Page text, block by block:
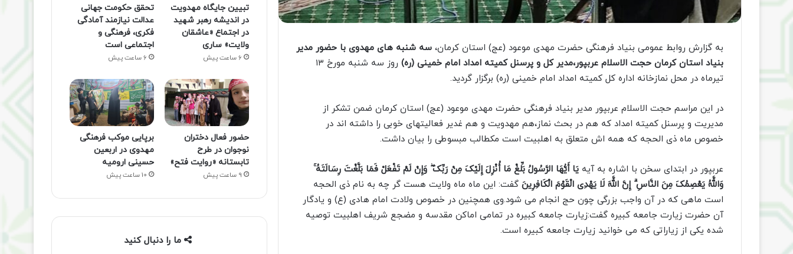
به گزارش روابط عمومی بنیاد فرهنگی حضرت مهدی موعود (عج) استان کرمان، سه شنبه های مهدوی با حضور مدیر
بنیاد استان کرمان حجت الاسلام عربپور،مدیر کل و پرسنل کمیته امداد امام خمینی (ره)
روز سه شنبه مورخ ۱۳
تیرماه در محل نمازخانه اداره کل کمیته امداد امام خمینی (ره) برگزار گردید.
در این مراسم حجت الاسلام عربپور مدیر بنیاد فرهنگی حضرت مهدی موعود (عج) استان کرمان ضمن تشکر از
مدیریت و پرسنل کمیته امداد که هم در بحث نماز،هم مهدویت و هم غدیر فعالیتهای خوبی را داشته اند در
خصوص ماه ذی الحجه که همه اش متعلق به اهلبیت است مکطالب مبسوطی را بیان داشت.
عربپور در ابتدای سخن با اشاره به آیه یَا أَیُّهَا الرَّسُولُ بَلِّغْ مَا أُنْزِلَ إِلَیْکَ مِنْ رَبِّکَ ۖ وَإِنْ لَمْ تَفْعَلْ فَمَا بَلَّغْتَ رِسَالَتَهُ ۚ
وَاللَّهُ یَعْصِمُکَ مِنَ النَّاسِ ۗ إِنَّ اللَّهَ لَا یَهْدِی الْقَوْمَ الْکَافِرِینَ گفت: این ماه ماه ولایت هست گر چه به نام ذی الحجه
است ماهی که در آن واجب بزرگی چون حج انجام می شود.وی همچنین در خصوص ولادت امام هادی (ع) و یادگار
آن حضرت زیارت جامعه کبیره گفت:زیارت جامعه کبیره در تمامی اماکن مقدسه و مضجع شریف اهلبیت توصیه
شده یکی از زیاراتی که می خوانید زیارت جامعه کبیره است.
تبیین جایگاه مهدویت
در اندیشه رهبر شهید
در اجتماع «عاشقان
ولایت» ساری
6 ساعت پیش
تحقق حکومت جهانی
عدالت نیازمند آمادگی
فکری، فرهنگی و
اجتماعی است
6 ساعت پیش
حضور فعال دختران
نوجوان در طرح
تابستانه «روایت فتح»
9 ساعت پیش
برپایی موکب فرهنگی
مهدوی در اربعین
حسینی ارومیه
10 ساعت پیش
ما را دنبال کنید